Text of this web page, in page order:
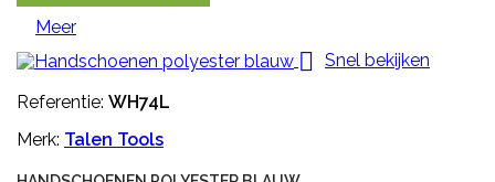
Meer
 Snel bekijken
Referentie: WH74L
Merk: Talen Tools